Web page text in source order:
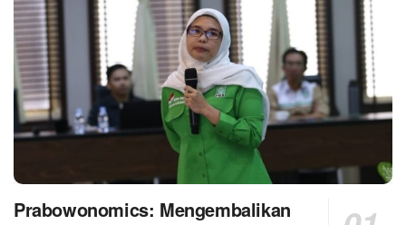
Prabowonomics: Mengembalikan